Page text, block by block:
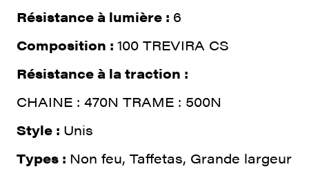
Résistance à lumière : 6
Composition : 100 TREVIRA CS
Résistance à la traction :
CHAINE : 470N TRAME : 500N
Style : Unis
Types : Non feu, Taffetas, Grande largeur